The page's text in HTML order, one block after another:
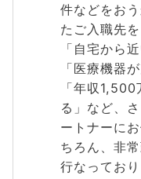
件などをお
たご入職先
「自宅から
「医療機器
「年収
る」など、
ートナーに
ちろん、非
行なっており